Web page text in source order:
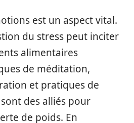
est un aspect vital.
du stress peut inciter
alimentaires
de méditation,
et pratiques de
des alliés pour
de poids. En